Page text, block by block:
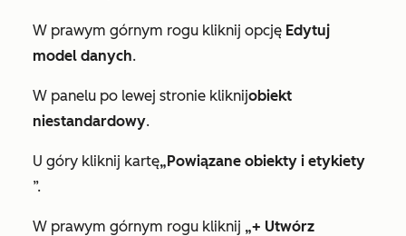
W prawym górnym rogu kliknij opcję Edytuj
model danych.
W panelu po lewej stronie kliknijobiekt
niestandardowy.
U góry kliknij kartę„Powiązane obiekty i etykiety
”.
W prawym górnym rogu kliknij „+ Utwórz